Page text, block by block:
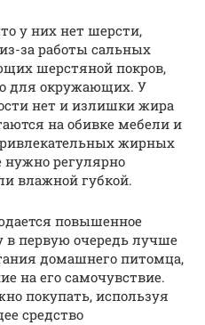
у них нет шерсти,
за работы сальных
шерстяной покров,
для окружающих. У
нет и излишки жира
на обивке мебели и
жирных
нужно регулярно
влажной губкой.
повышенное
в первую очередь лучше
домашнего питомца,
на его самочувствие.
покупать, используя
средство